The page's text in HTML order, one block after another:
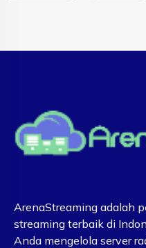
ArenaStreaming adalah
streaming terbaik di
Anda mengelola server